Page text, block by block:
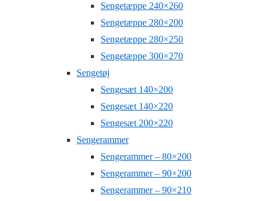
Sengetæppe 240×260
Sengetæppe 280×200
Sengetæppe 280×250
Sengetæppe 300×270
Sengetøj
Sengesæt 140×200
Sengesæt 140×220
Sengesæt 200×220
Sengerammer
Sengerammer – 80×200
Sengerammer – 90×200
Sengerammer – 90×210